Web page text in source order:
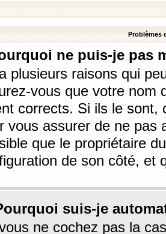
Problèmes
ne puis-je pas
plusieurs raisons qui
vous que votre nom
corrects. Si ils le sont,
vous assurer de ne pas
que le propriétaire
de son côté, et
suis-je
ne cochez pas la